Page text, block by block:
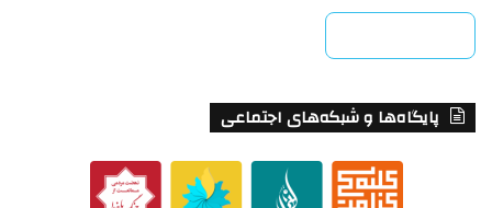
پایگاه‌ها و شبکه‌های اجتماعی